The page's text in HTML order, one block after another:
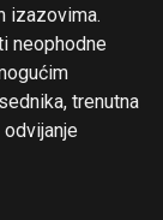
izazovima.
neophodne
trenutna